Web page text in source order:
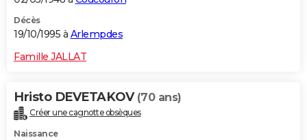
Décès
19/10/1995 à Arlempdes
Famille JALLAT
Hristo DEVETAKOV (70 ans)
Créer une cagnotte obsèques
Naissance